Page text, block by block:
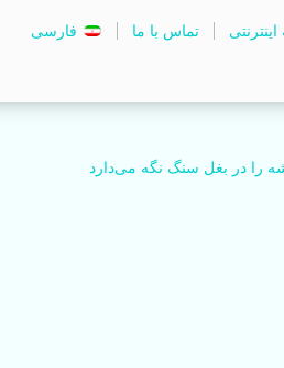
تماس با ما فارسی
را در بغل سنگ نگه می‌‌‏دارد